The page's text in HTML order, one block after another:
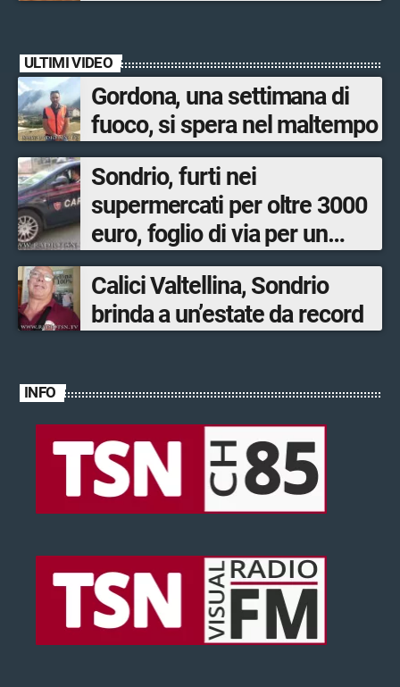
ULTIMI VIDEO
Gordona, una settimana di
fuoco, si spera nel maltempo
Sondrio, furti nei
supermercati per oltre 3000
euro, foglio di via per un
ventinovenne
Calici Valtellina, Sondrio
brinda a un’estate da record
INFO